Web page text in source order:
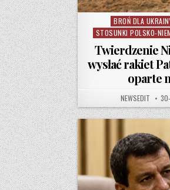
Posted in
BROŃ DLA
STOSUNKI POLSKO-
Twierdzenie
wysłać rakiet
oparte
AUTHOR:
NEWSEDIT